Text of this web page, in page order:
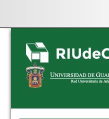
Skip
navigation